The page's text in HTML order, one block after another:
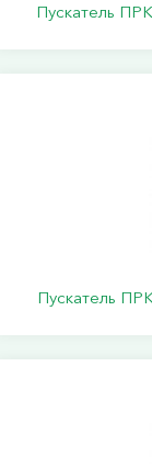
Пускатель
Пускатель